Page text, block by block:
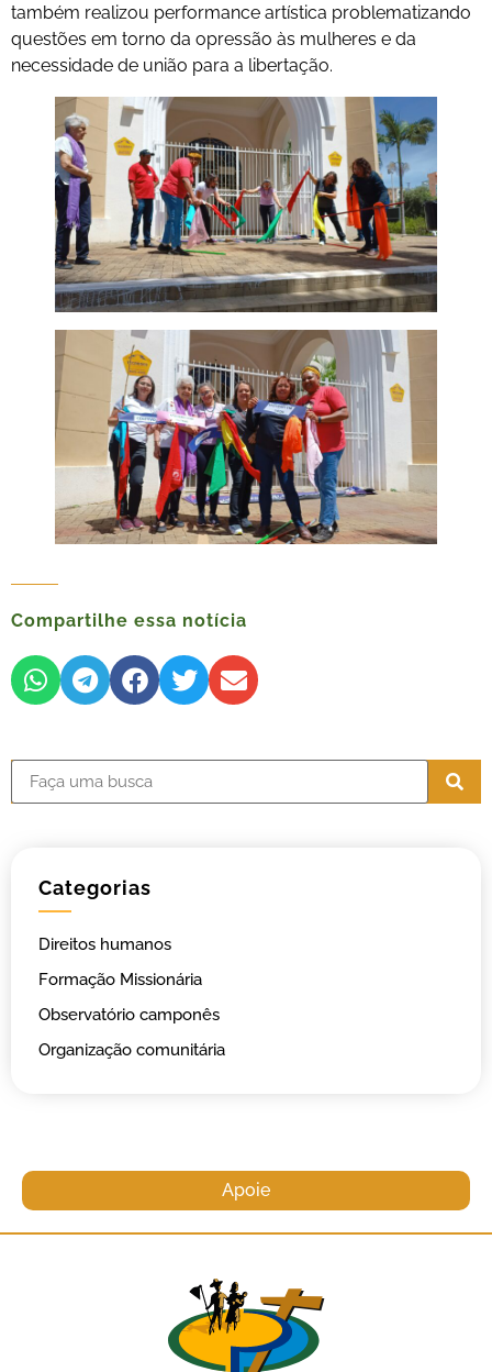
também realizou performance artística problematizando
questões em torno da opressão às mulheres e da
necessidade de união para a libertação.
Compartilhe essa notícia
Categorias
Direitos humanos
Formação Missionária
Observatório camponês
Organização comunitária
Apoie